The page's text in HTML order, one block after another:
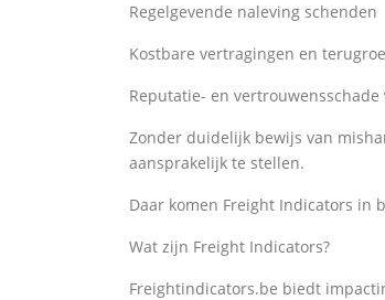
Regelgevende naleving schenden
Kostbare vertragingen en
Reputatie- en vertrouwensschade
Zonder duidelijk bewijs van
aansprakelijk te stellen.
Daar komen Freight Indicators in
Wat zijn Freight Indicators?
Freightindicators.be biedt